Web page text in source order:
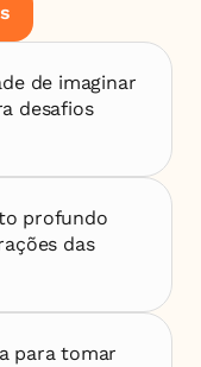
de imaginar
desafios
profundo
das
para tomar